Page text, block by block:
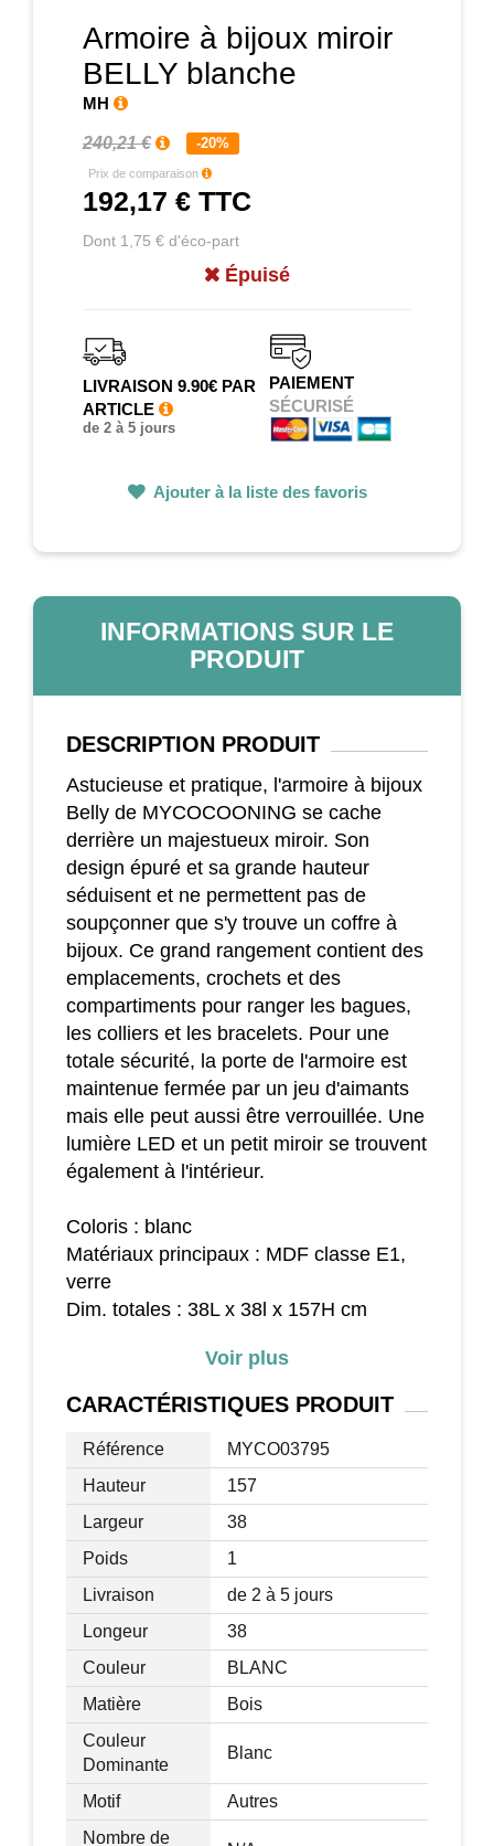
Armoire à bijoux miroir
BELLY blanche
MH
240,21 € -20%
Prix de comparaison
192,17 € TTC
Dont 1,75 € d'éco-part
Épuisé
LIVRAISON 9.90€ PAR
ARTICLE
de 2 à 5 jours
PAIEMENT
SÉCURISÉ
Ajouter à la liste des favoris
INFORMATIONS SUR LE
PRODUIT
DESCRIPTION PRODUIT
Astucieuse et pratique, l'armoire à bijoux
Belly de MYCOCOONING se cache
derrière un majestueux miroir. Son
design épuré et sa grande hauteur
séduisent et ne permettent pas de
soupçonner que s'y trouve un coffre à
bijoux. Ce grand rangement contient des
emplacements, crochets et des
compartiments pour ranger les bagues,
les colliers et les bracelets. Pour une
totale sécurité, la porte de l'armoire est
maintenue fermée par un jeu d'aimants
mais elle peut aussi être verrouillée. Une
lumière LED et un petit miroir se trouvent
également à l'intérieur.
Coloris : blanc
Matériaux principaux : MDF classe E1,
verre
Dim. totales : 38L x 38l x 157H cm
Dim. armoire : 37L x 9,6l x 155H cm
Dim. base : 38L x 38l cm
Puissance : 0,2 W (par ampoule)
Tension : 4,5 V
Charge max. recommandée : 20 Kg
Certifications normes CE-EMC
Livraison effectuée en 1 colis
Voir plus
CARACTÉRISTIQUES PRODUIT
Référence
MYCO03795
Hauteur
157
Largeur
38
Poids
1
Livraison
de 2 à 5 jours
Longeur
38
Couleur
BLANC
Matière
Bois
Couleur
Dominante
Blanc
Motif
Autres
Nombre de